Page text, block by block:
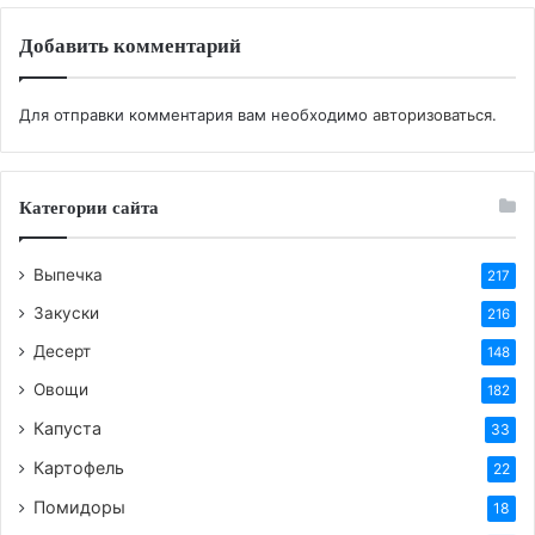
1 банка вареной сгущенки (380-400 г)
Для пропитки (по желанию):
100 мл сладкого чая или кофейного ликера
Приготовление:
1. Готовим коржи:
Разогрейте духовку до 180°C.
Взбейте яйца с сахаром до образования
разрыхлитель. Перемешайте до однородности.
Добавить комментарий
Для отправки комментария вам необходимо авторизоваться.
Категории сайта
Выпечка 217
Закуски 216
Десерт 148
Овощи 182
Капуста 33
Картофель 22
Помидоры 18